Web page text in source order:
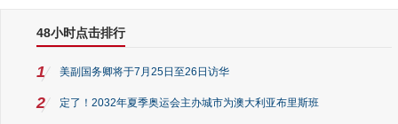
48小时点击排行
1 美副国务卿将于7月25日至26日访华
2 定了！2032年夏季奥运会主办城市为澳大利亚布里斯班